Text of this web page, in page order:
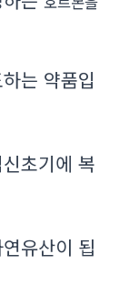
는 약품입
초기에 복
유산이 됩